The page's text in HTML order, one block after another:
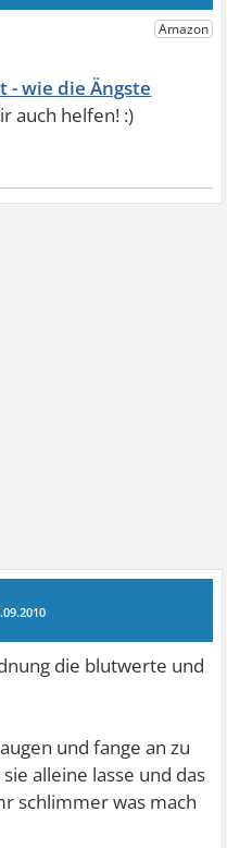
- wie die Ängste
die blutwerte und
und fange an zu
alleine lasse und das
schlimmer was mach